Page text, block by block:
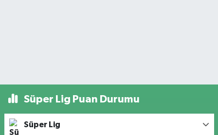
Süper Lig Puan Durumu
Süper Lig